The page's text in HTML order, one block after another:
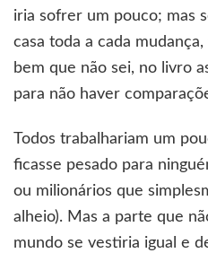
iria sofrer um pouco; mas
casa toda a cada
bem que não sei, no livro
para não haver
Todos trabalhariam um
ficasse pesado para
ou milionários que
alheio). Mas a parte que
mundo se vestiria igual e